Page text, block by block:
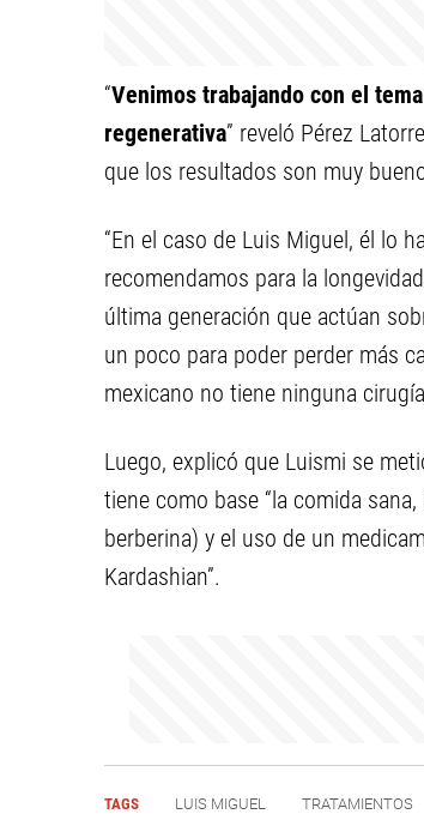
“Venimos trabajando con el
regenerativa” reveló Pérez
que los resultados son muy
“En el caso de Luis Miguel, él lo
recomendamos para la
última generación que actúan
un poco para poder perder más
mexicano no tiene ninguna
Luego, explicó que Luismi se
tiene como base “la comida
berberina) y el uso de un
Kardashian”.
TAGS LUIS MIGUEL TRATAMIENTOS